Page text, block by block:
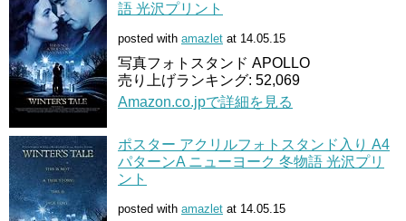
語 光沢プリント
posted with amazlet at 14.05.15
写真フォトスタンド APOLLO
売り上げランキング: 52,069
Amazon.co.jpで詳細を見る
ポスター アクリルフォトスタンド入り A4
パターンA ニューヨーク 冬物語 光沢プリ
ント
posted with amazlet at 14.05.15